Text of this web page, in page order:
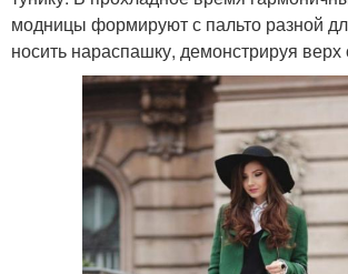
модницы формируют с пальто разной
носить нараспашку, демонстрируя верх